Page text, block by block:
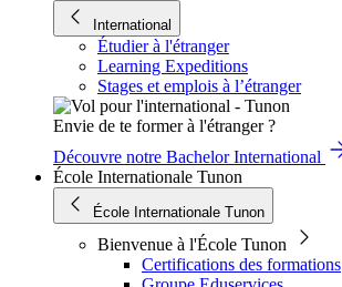
International
Étudier à l'étranger
Learning Expeditions
Stages et emplois à l’étranger
Envie de te former à l'étranger ?
Découvre notre Bachelor International
École Internationale Tunon
École Internationale Tunon
Bienvenue à l'École Tunon
Certifications des formations